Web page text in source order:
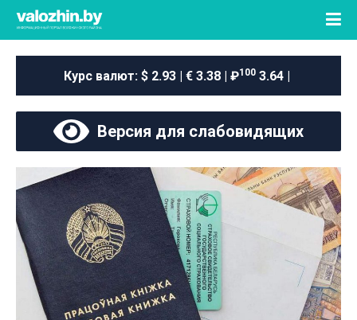
Курс валют: $ 2.93 | € 3.38 | ₽100 3.64 |
Версия для слабовидящих